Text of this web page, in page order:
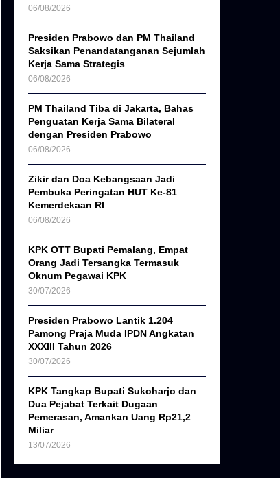
06/08/2026
Presiden Prabowo dan PM Thailand
Saksikan Penandatanganan Sejumlah
Kerja Sama Strategis
06/08/2026
PM Thailand Tiba di Jakarta, Bahas
Penguatan Kerja Sama Bilateral
dengan Presiden Prabowo
06/08/2026
Zikir dan Doa Kebangsaan Jadi
Pembuka Peringatan HUT Ke-81
Kemerdekaan RI
06/08/2026
KPK OTT Bupati Pemalang, Empat
Orang Jadi Tersangka Termasuk
Oknum Pegawai KPK
30/07/2026
Presiden Prabowo Lantik 1.204
Pamong Praja Muda IPDN Angkatan
XXXIII Tahun 2026
30/07/2026
KPK Tangkap Bupati Sukoharjo dan
Dua Pejabat Terkait Dugaan
Pemerasan, Amankan Uang Rp21,2
Miliar
13/07/2026